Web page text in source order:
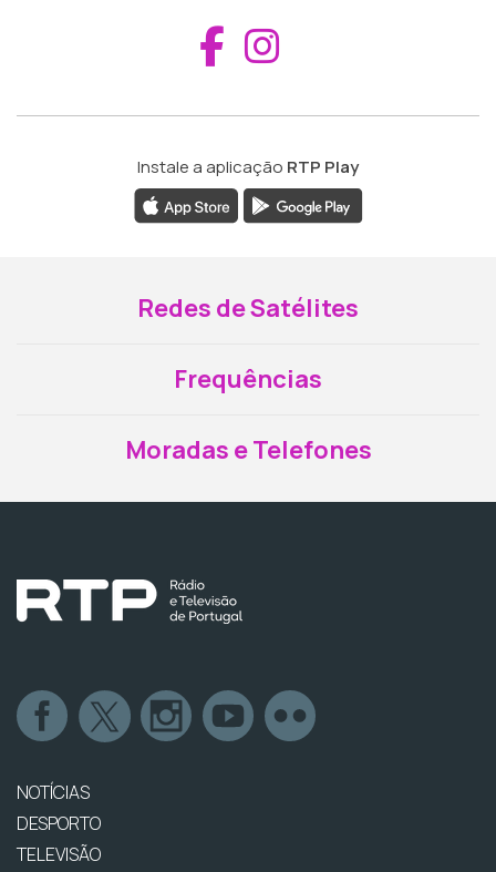
Aceder ao
Instale a aplicação RTP Play
Redes de Satélites
Frequências
Moradas e Telefones
NOTÍCIAS
DESPORTO
TELEVISÃO